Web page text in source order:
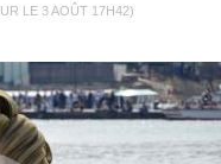
LE 3 AOÛT 17H42)